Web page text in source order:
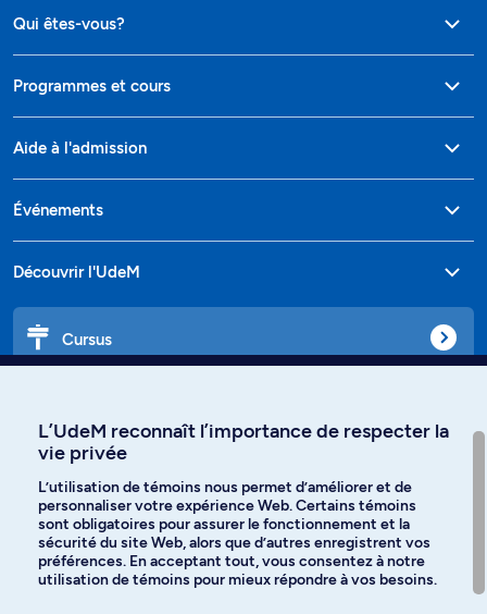
Qui êtes-vous?
Programmes et cours
Aide à l'admission
Événements
Découvrir l'UdeM
Cursus
Langues
Facebook Instagram
L’UdeM reconnaît l’importance de respecter la
vie privée
L’utilisation de témoins nous permet d’améliorer et de
personnaliser votre expérience Web. Certains témoins
sont obligatoires pour assurer le fonctionnement et la
sécurité du site Web, alors que d’autres enregistrent vos
préférences. En acceptant tout, vous consentez à notre
utilisation de témoins pour mieux répondre à vos besoins.